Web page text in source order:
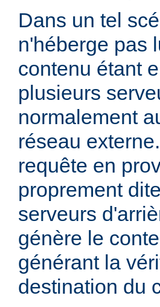
Dans un tel
n'héberge pas
contenu étant
plusieurs
normalement
réseau
requête en
proprement
serveurs
génère le
générant la
destination du